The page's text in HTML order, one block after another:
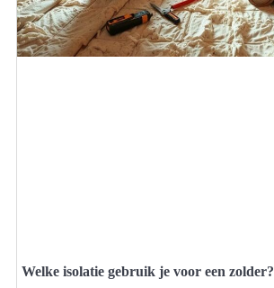
Welke isolatie gebruik je voor een zolder?